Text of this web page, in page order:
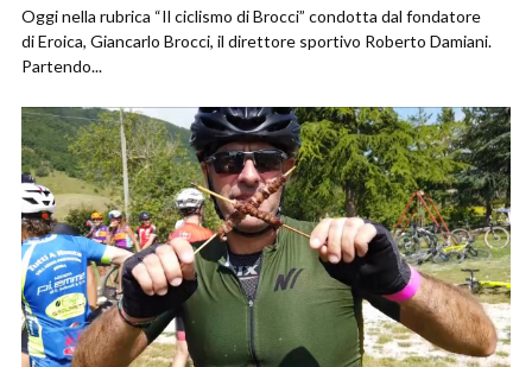
Oggi nella rubrica “Il ciclismo di Brocci” condotta dal fondatore
di Eroica, Giancarlo Brocci, il direttore sportivo Roberto Damiani.
Partendo...